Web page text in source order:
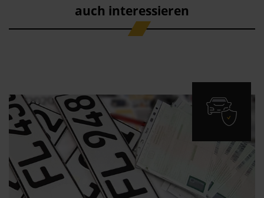
auch interessieren